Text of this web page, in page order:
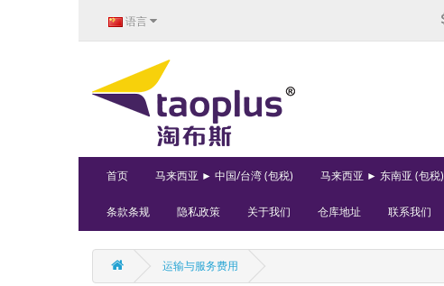
语言
首页 马来西亚 ► 中国/台湾 (包税) 马来西亚 ► 东南亚 (包税)
条款条规 隐私政策 关于我们 仓库地址 联系我们
运输与服务费用